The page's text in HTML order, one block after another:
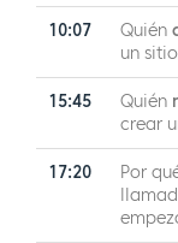
10:07 Quién
un
15:45 Quién
crear
17:20
Por